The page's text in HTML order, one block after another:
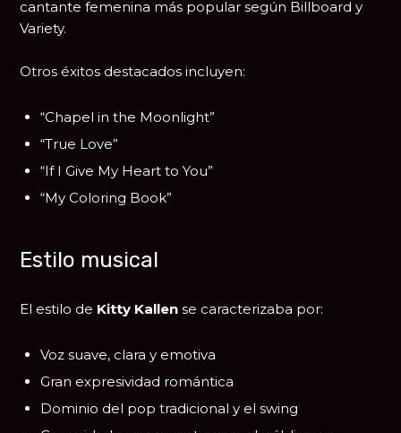
cantante femenina más popular según Billboard y
Variety.
Otros éxitos destacados incluyen:
“Chapel in the Moonlight”
“True Love”
“If I Give My Heart to You”
“My Coloring Book”
Estilo musical
El estilo de Kitty Kallen se caracterizaba por:
Voz suave, clara y emotiva
Gran expresividad romántica
Dominio del pop tradicional y el swing